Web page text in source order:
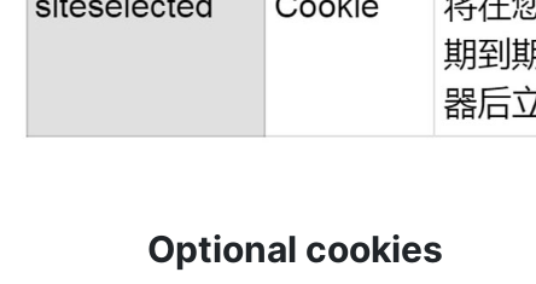
Optional cookies